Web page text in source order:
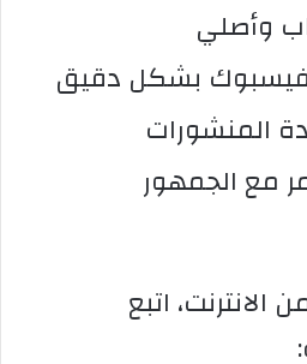
وأصلي
بشكل دقيق
المنشورات
مع الجمهور
الانترنت، اتبع